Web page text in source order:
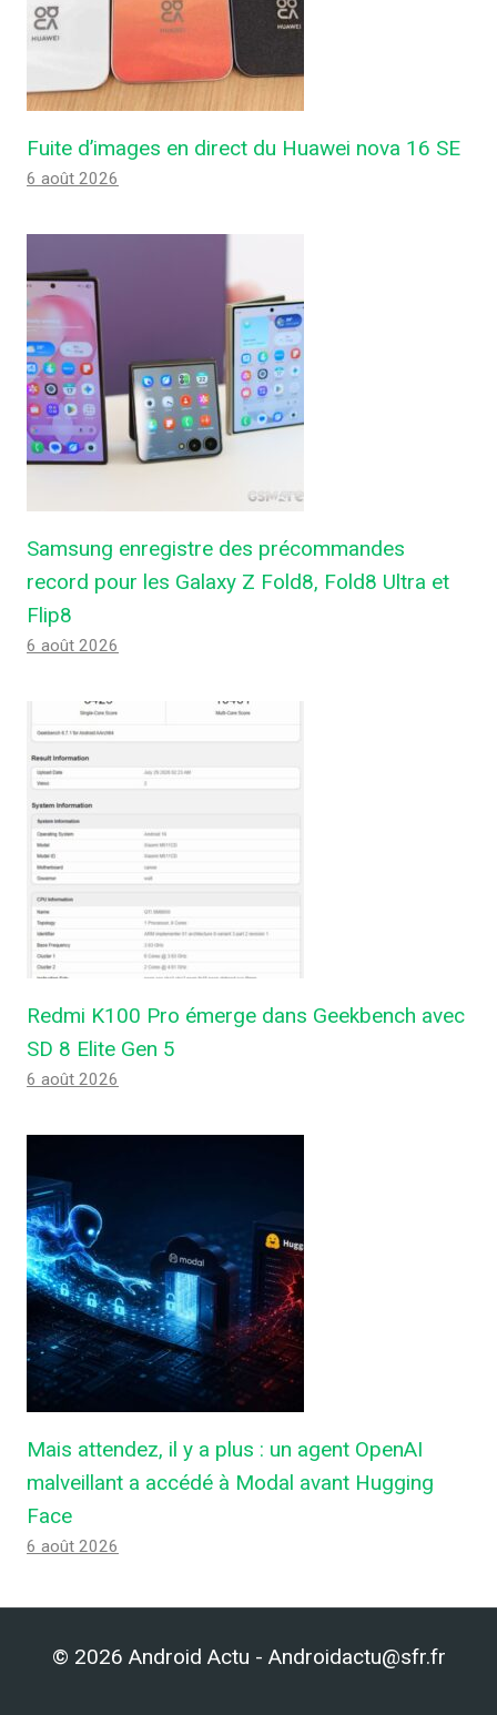
Fuite d’images en direct du Huawei nova 16 SE
6 août 2026
Samsung enregistre des précommandes
record pour les Galaxy Z Fold8, Fold8 Ultra et
Flip8
6 août 2026
Redmi K100 Pro émerge dans Geekbench avec
SD 8 Elite Gen 5
6 août 2026
Mais attendez, il y a plus : un agent OpenAI
malveillant a accédé à Modal avant Hugging
Face
6 août 2026
© 2026 Android Actu - Androidactu@sfr.fr